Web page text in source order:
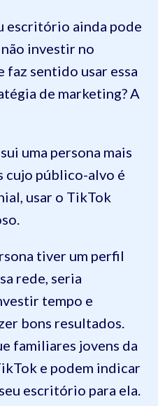
escritório ainda pode
investir no
faz sentido usar essa
de marketing? A
uma persona mais
cujo público-alvo é
usar o TikTok
tiver um perfil
rede, seria
tempo e
bons resultados.
familiares jovens da
e podem indicar
escritório para ela.